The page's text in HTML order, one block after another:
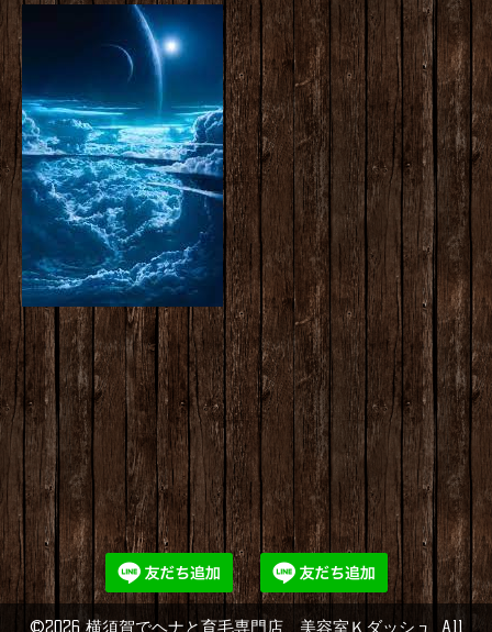
©2026横須賀でヘナと育毛専門店 美容室Ｋダッシュ . All